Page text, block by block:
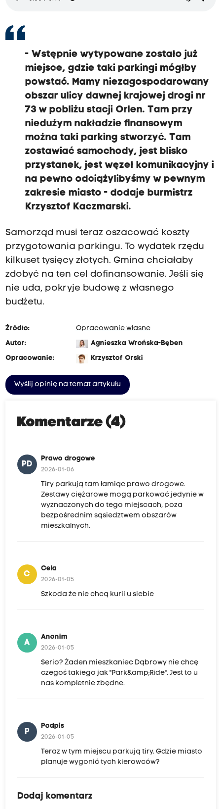
- Wstępnie wytypowane zostało już
miejsce, gdzie taki parkingi mógłby
powstać. Mamy niezagospodarowany
obszar ulicy dawnej krajowej drogi nr
73 w pobliżu stacji Orlen. Tam przy
niedużym nakładzie finansowym
można taki parking stworzyć. Tam
zostawiać samochody, jest blisko
przystanek, jest węzeł komunikacyjny i
na pewno odciążylibyśmy w pewnym
zakresie miasto - dodaje burmistrz
Krzysztof Kaczmarski.
Samorząd musi teraz oszacować koszty
przygotowania parkingu. To wydatek rzędu
kilkuset tysięcy złotych. Gmina chciałaby
zdobyć na ten cel dofinansowanie. Jeśli się
nie uda, pokryje budowę z własnego
budżetu.
Źródło:
Opracowanie własne
Autor:
Agnieszka Wrońska-Bęben
Opracowanie:
Krzysztof Orski
Wyślij opinię na temat artykułu
Komentarze (4)
PD
Prawo drogowe
2026-01-06
Tiry parkują tam łamiąc prawo drogowe.
Zestawy ciężarowe mogą parkować jedynie w
wyznaczonych do tego miejscach, poza
bezpośrednim sąsiedztwem obszarów
mieszkalnych.
C
Cela
2026-01-05
Szkoda że nie chcą kurii u siebie
A
Anonim
2026-01-05
Serio? Żaden mieszkaniec Dąbrowy nie chcę
czegoś takiego jak "Park&amp;Ride". Jest to u
nas kompletnie zbędne.
P
Podpis
2026-01-05
Teraz w tym miejscu parkują tiry. Gdzie miasto
planuje wygonić tych kierowców?
Dodaj komentarz